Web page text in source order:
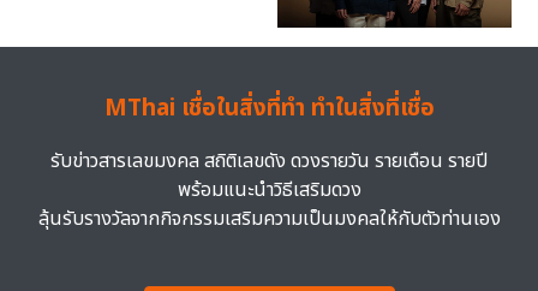
MThai เชื่อในสิ่งที่ทำ ทำในสิ่งที่เชื่อ
รับข่าวสารเลขมงคล สถิติเลขดัง ดวงรายวัน รายเดือน รายปี
พร้อมแนะนำวิธีเสริมดวง
ลุ้นรับรางวัลจากกิจกรรมเสริมความเป็นมงคลให้กับตัวท่านเอง